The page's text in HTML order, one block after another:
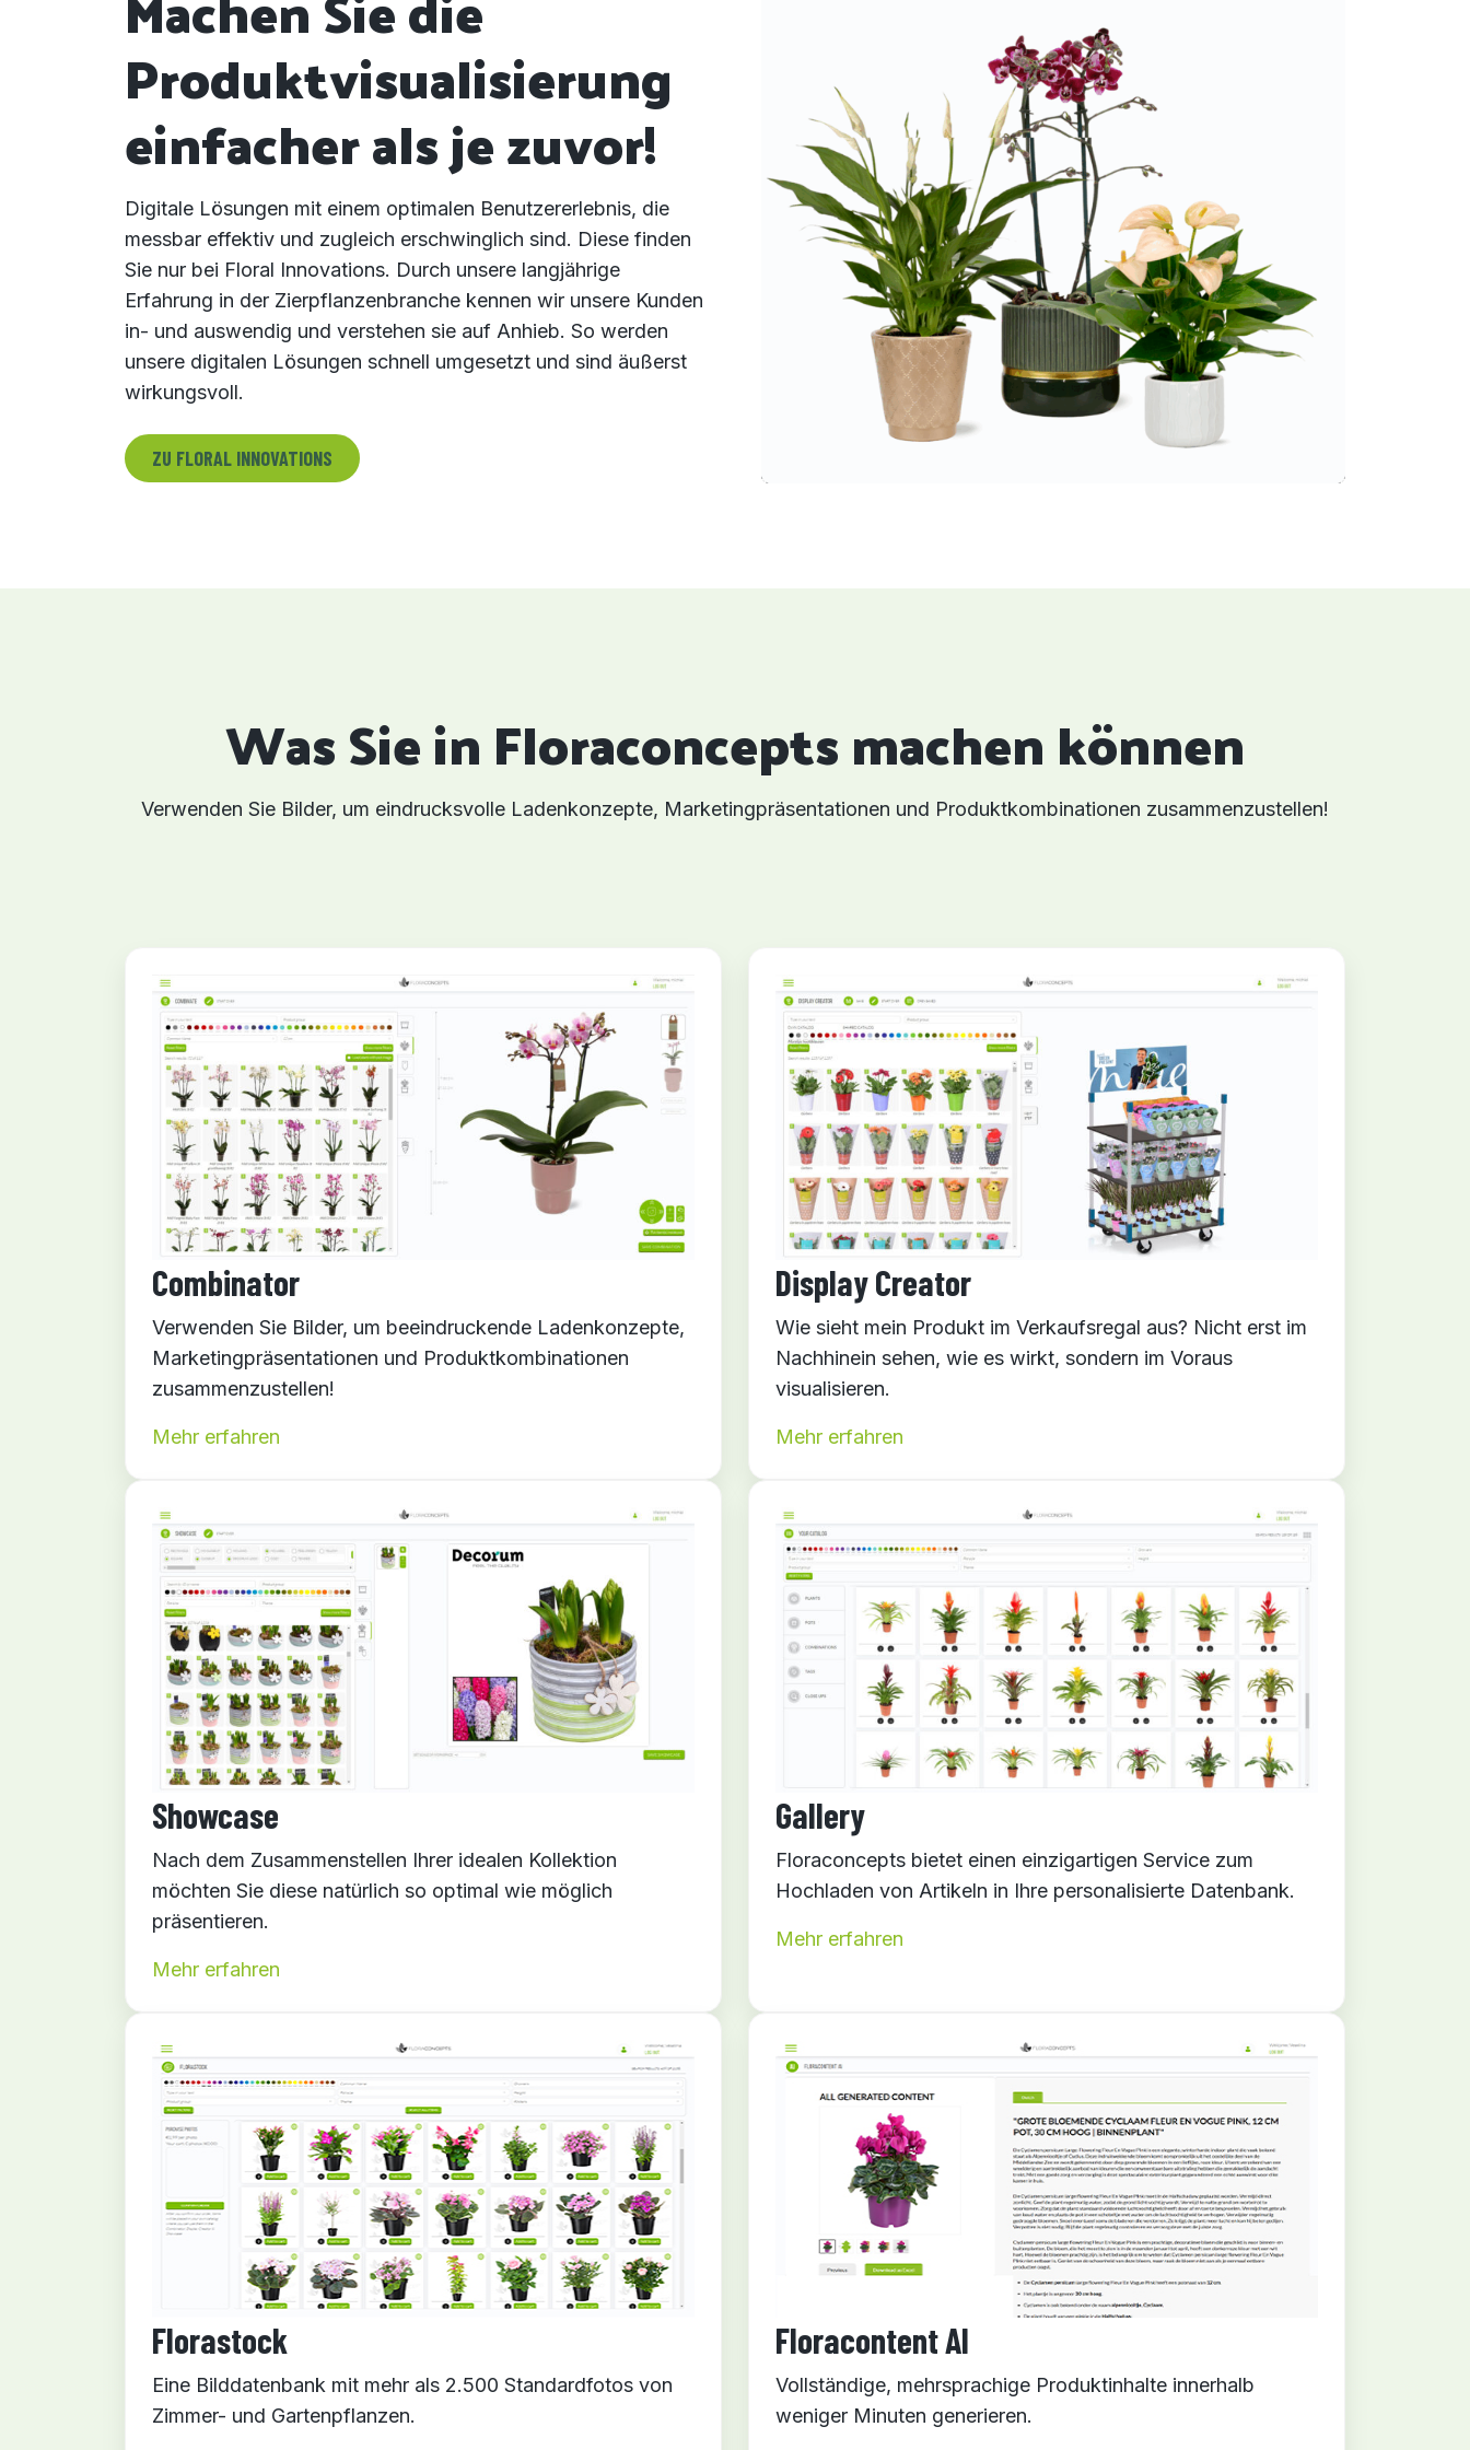
Produktvisualisierung
einfacher als je zuvor!
Digitale Lösungen mit einem optimalen Benutzererlebnis, die
messbar effektiv und zugleich erschwinglich sind. Diese finden
Sie nur bei Floral Innovations. Durch unsere langjährige
Erfahrung in der Zierpflanzenbranche kennen wir unsere Kunden
in- und auswendig und verstehen sie auf Anhieb. So werden
unsere digitalen Lösungen schnell umgesetzt und sind äußerst
wirkungsvoll.
ZU FLORAL INNOVATIONS
Was Sie in Floraconcepts machen können
Verwenden Sie Bilder, um eindrucksvolle Ladenkonzepte, Marketingpräsentationen und Produktkombinationen zusammenzustellen!
Combinator
Verwenden Sie Bilder, um beeindruckende Ladenkonzepte,
Marketingpräsentationen und Produktkombinationen
zusammenzustellen!
Mehr erfahren
Display Creator
Wie sieht mein Produkt im Verkaufsregal aus? Nicht erst im
Nachhinein sehen, wie es wirkt, sondern im Voraus
visualisieren.
Mehr erfahren
Showcase
Nach dem Zusammenstellen Ihrer idealen Kollektion
möchten Sie diese natürlich so optimal wie möglich
präsentieren.
Mehr erfahren
Gallery
Floraconcepts bietet einen einzigartigen Service zum
Hochladen von Artikeln in Ihre personalisierte Datenbank.
Mehr erfahren
Florastock
Eine Bilddatenbank mit mehr als 2.500 Standardfotos von
Zimmer- und Gartenpflanzen.
Floracontent AI
Vollständige, mehrsprachige Produktinhalte innerhalb
weniger Minuten generieren.